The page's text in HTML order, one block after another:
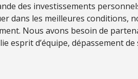
des investissements
dans les meilleures
Nous avons besoin de
esprit d’équipe, dépassement